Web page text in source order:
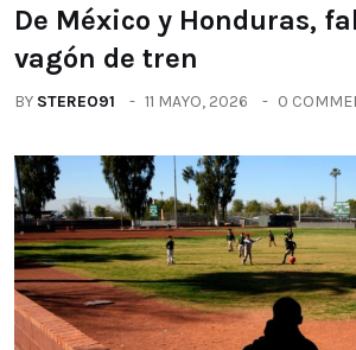
De México y Honduras,
vagón de tren
BY STEREO91 11 MAYO, 2026 0